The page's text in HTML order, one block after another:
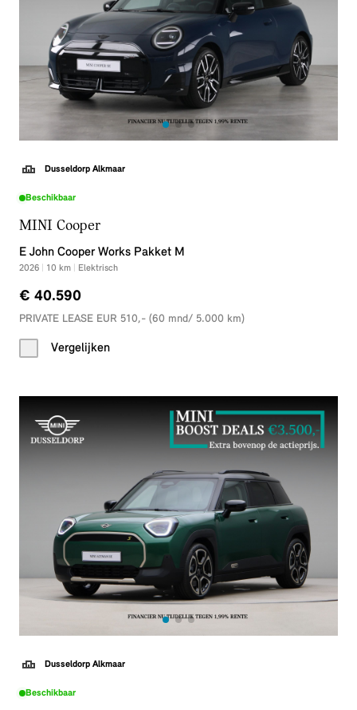
Dusseldorp Alkmaar
Beschikbaar
MINI Cooper
E John Cooper Works Pakket M
2026 10 km Elektrisch
€ 40.590
PRIVATE LEASE EUR 510,- (60 mnd/ 5.000 km)
Vergelijken
Dusseldorp Alkmaar
Beschikbaar